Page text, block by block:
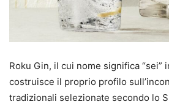
Roku Gin, il cui nome significa “sei”
costruisce il proprio profilo
tradizionali selezionate secondo lo